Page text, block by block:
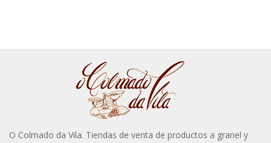
O Colmado da Vila. Tiendas de venta de productos a granel y